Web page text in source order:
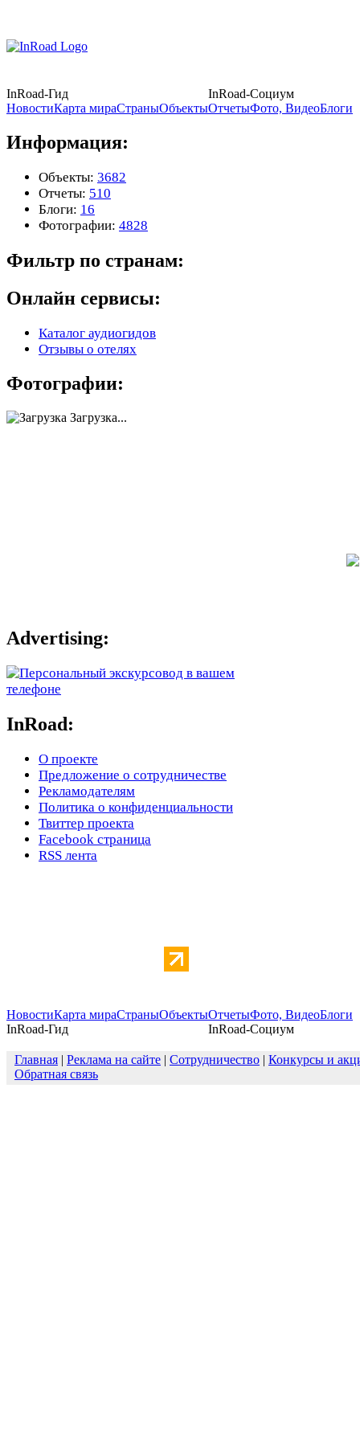
InRoad-Гид
InRoad-Социум
НовостиКарта мираСтраныОбъектыОтчетыФото, ВидеоБлоги
Информация:
Объекты: 3682
Отчеты: 510
Блоги: 16
Фотографии: 4828
Фильтр по странам:
Онлайн сервисы:
Каталог аудиогидов
Отзывы о отелях
Фотографии:
Загрузка...
Advertising:
InRoad:
О проекте
Предложение о сотрудничестве
Рекламодателям
Политика о конфиденциальности
Твиттер проекта
Facebook страница
RSS лента
НовостиКарта мираСтраныОбъектыОтчетыФото, ВидеоБлоги
InRoad-Гид
InRoad-Социум
Главная | Реклама на сайте | Сотрудничество | Конкурсы и
Обратная связь